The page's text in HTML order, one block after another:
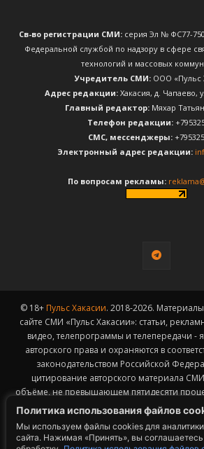
Политика использования файлов
Мы используем файлы cookies для
сайта. Нажимая «Принять», вы соглашаетесь
Св-во регистрации СМИ:серия Эл № ФС77-
Федеральной службой по надзору в сфере
технологий и массовых
Учредитель СМИ: ООО «Пульс
Адрес редакции:Хакасия, д. Чапаево,
Главный редактор: Мяхар
Телефон редакции:
CМС, мессенджеры:
Электронный адрес редакции:
По вопросам рекламы:
© 18+ Пульс Хакасии. 2018-2026.
сайте СМИ «Пульс Хакасии»: статьи,
видео, телепрограммы и телепередачи -
авторского права и охраняются в
законодательством Российской
цитирование авторского материала
объёме, не превышающем пятидесяти
публикации с обязательным
страницу заимствования материала.
размещаться в тексте цитируемого